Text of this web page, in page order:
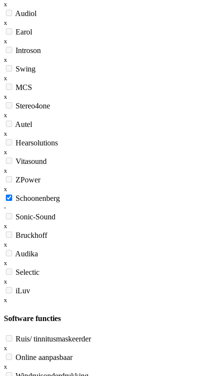
x
Audiol
x
Earol
x
Introson
x
Swing
x
MCS
x
Stereo4one
x
Autel
x
Hearsolutions
x
Vitasound
x
ZPower
x
Schoonenberg
-
Sonic-Sound
x
Bruckhoff
x
Audika
x
Selectic
x
iLuv
x
Software functies
Ruis/ tinnitusmaskeerder
x
Online aanpasbaar
x